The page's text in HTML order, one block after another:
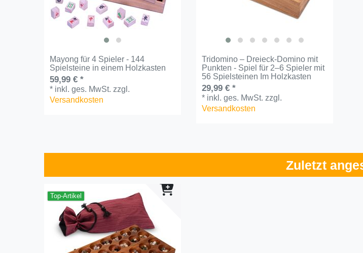
Mayong für 4 Spieler - 144
Spielsteine in einem Holzkasten
59,99 € *
* inkl. ges. MwSt. zzgl.
Versandkosten
Tridomino – Dreieck-Domino mit
Punkten - Spiel für 2–6 Spieler mit
56 Spielsteinen Im Holzkasten
29,99 € *
* inkl. ges. MwSt. zzgl.
Versandkosten
Zuletzt
Top-Artikel